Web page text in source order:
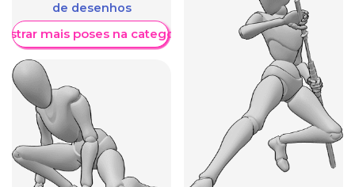
de desenhos
mais poses na categoria